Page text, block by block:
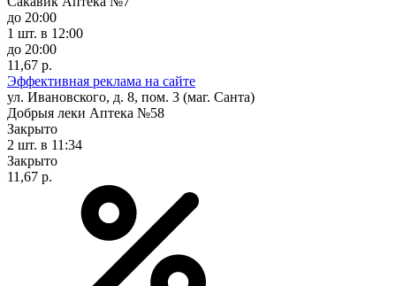
до 20:00
1 шт. в 12:00
до 20:00
11,67 р.
Эффективная реклама на сайте
ул. Ивановского, д. 8, пом. 3 (маг. Санта)
Добрыя леки Аптека №58
Закрыто
2 шт. в 11:34
Закрыто
11,67 р.